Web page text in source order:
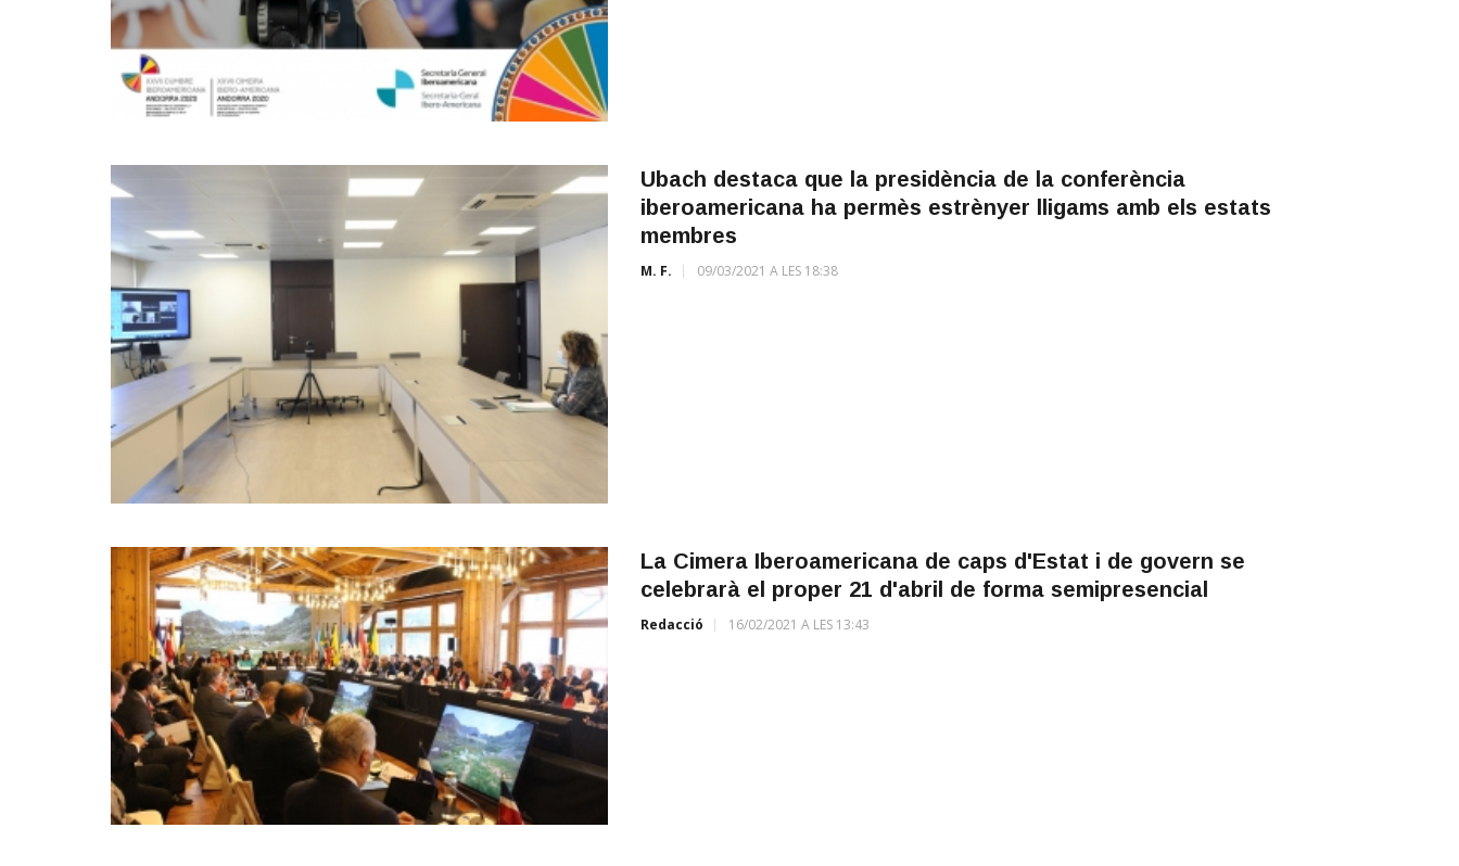
Ubach destaca que la presidència de la conferència
iberoamericana ha permès estrènyer lligams amb els estats
membres
M. F. 09/03/2021 A LES 18:38
La Cimera Iberoamericana de caps d'Estat i de govern se
celebrarà el proper 21 d'abril de forma semipresencial
Redacció 16/02/2021 A LES 13:43